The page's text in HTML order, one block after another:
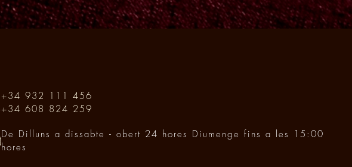
+34 932 111 456
+34 608 824 259
De Dilluns a dissabte - obert 24 hores Diumenge fins a les 15:00
hores